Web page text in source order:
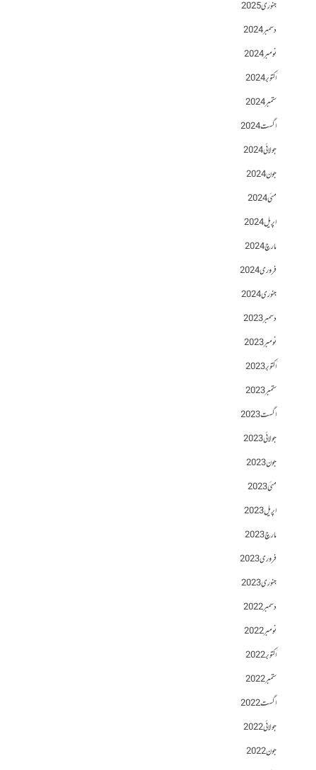
جنوری 2025
دسمبر 2024
نومبر 2024
اکتوبر 2024
ستمبر 2024
اگست 2024
جولائی 2024
جون 2024
مئی 2024
اپریل 2024
مارچ 2024
فروری 2024
جنوری 2024
دسمبر 2023
نومبر 2023
اکتوبر 2023
ستمبر 2023
اگست 2023
جولائی 2023
جون 2023
مئی 2023
اپریل 2023
مارچ 2023
فروری 2023
جنوری 2023
دسمبر 2022
نومبر 2022
اکتوبر 2022
ستمبر 2022
اگست 2022
جولائی 2022
جون 2022